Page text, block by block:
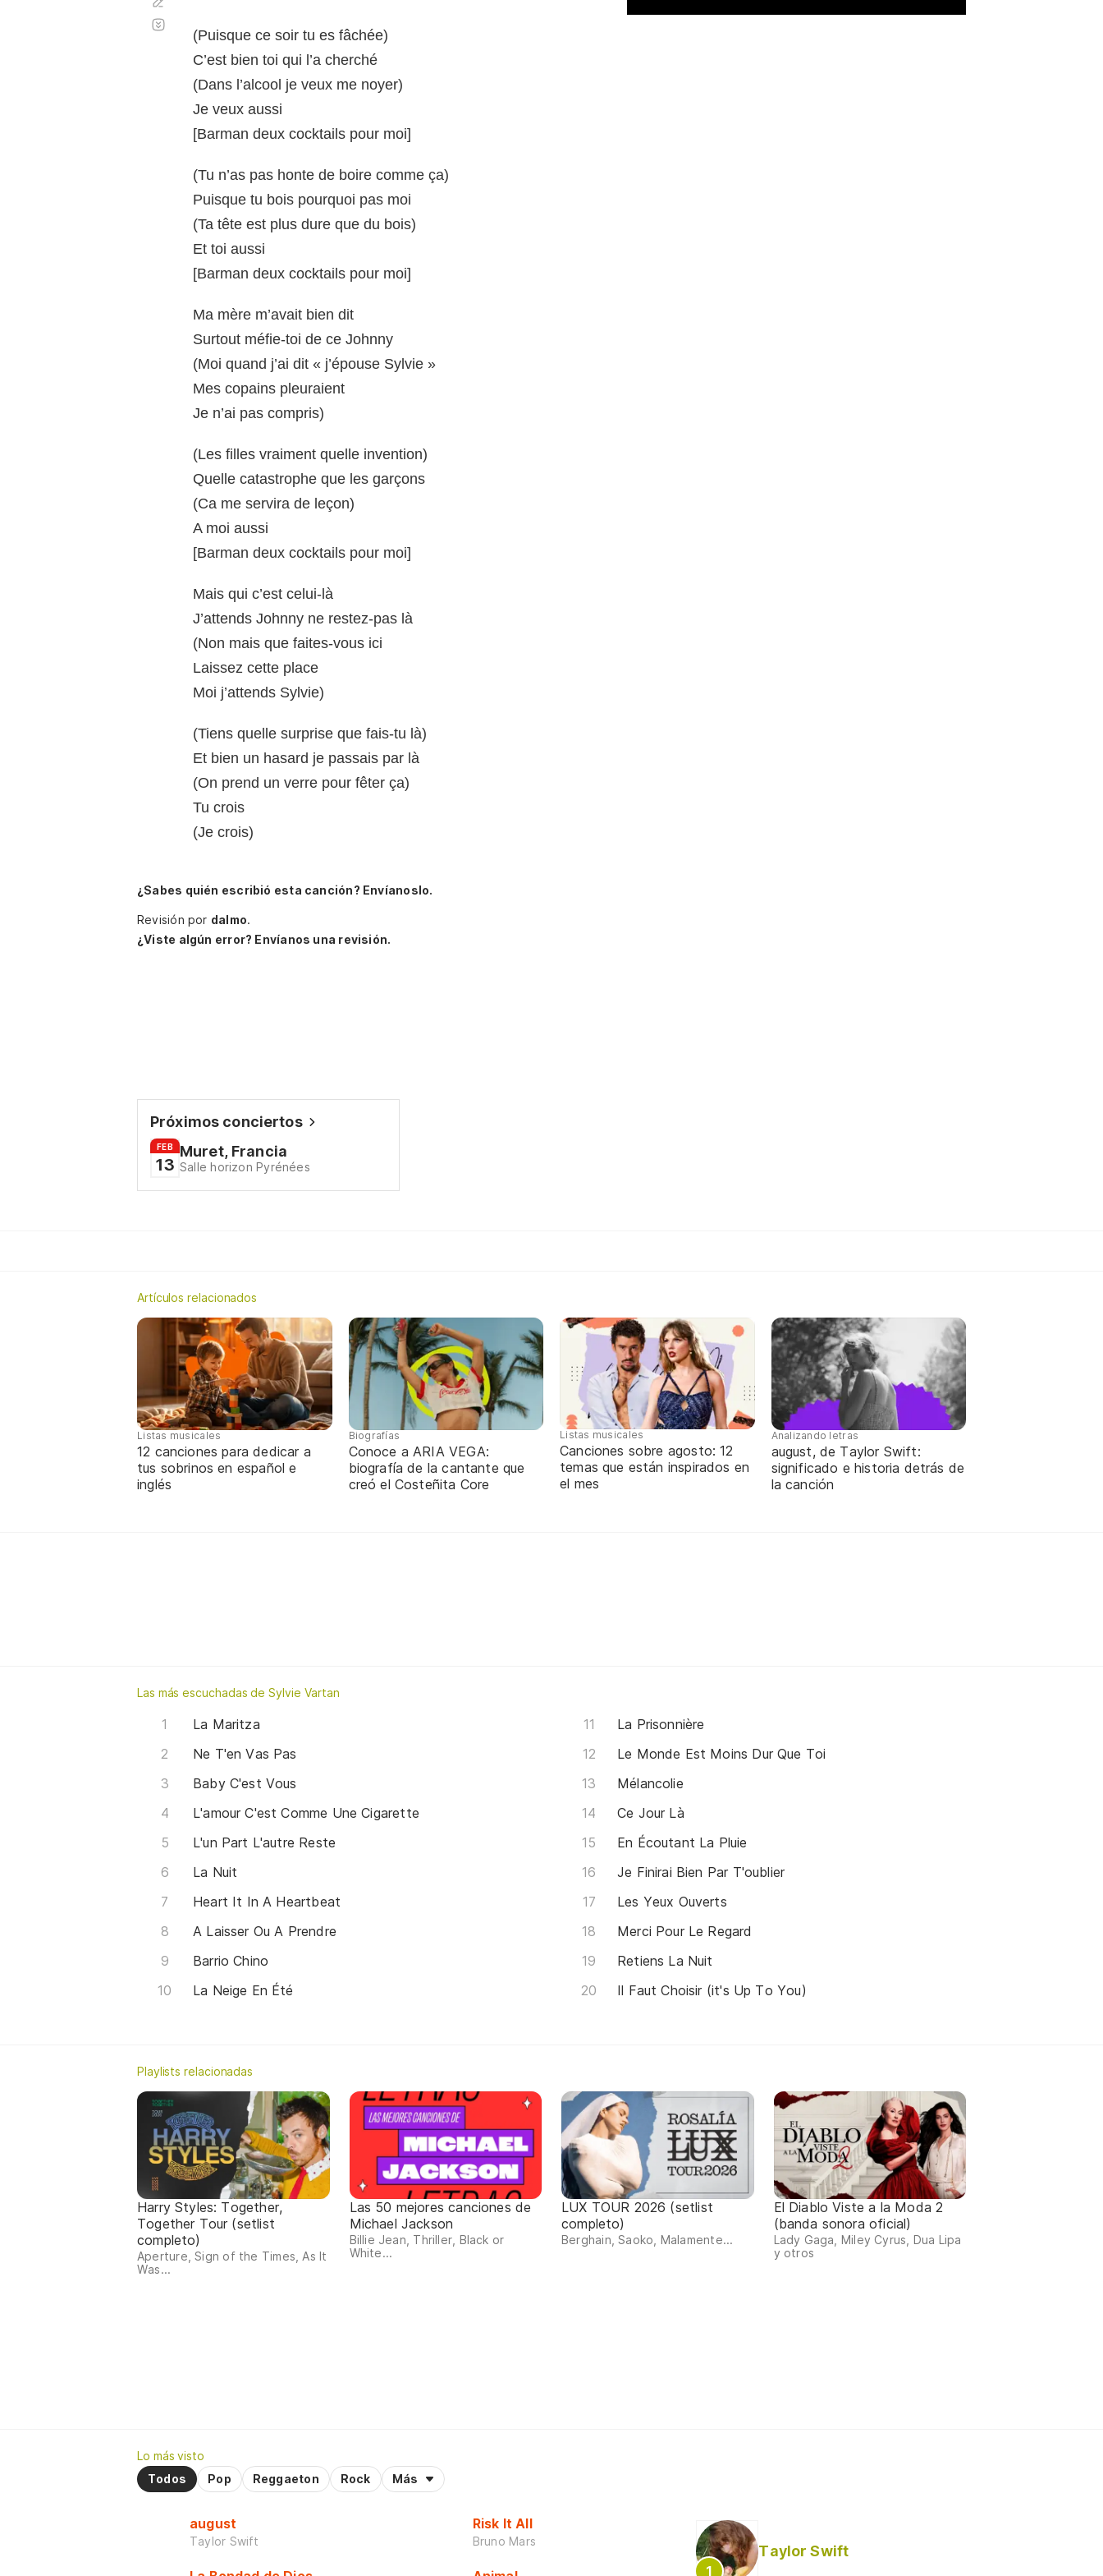
(Puisque ce soir tu es fâchée)
C’est bien toi qui l’a cherché
(Dans l’alcool je veux me noyer)
Je veux aussi
[Barman deux cocktails pour moi]
(Tu n’as pas honte de boire comme ça)
Puisque tu bois pourquoi pas moi
(Ta tête est plus dure que du bois)
Et toi aussi
[Barman deux cocktails pour moi]
Ma mère m’avait bien dit
Surtout méfie-toi de ce Johnny
(Moi quand j’ai dit « j’épouse Sylvie »
Mes copains pleuraient
Je n’ai pas compris)
(Les filles vraiment quelle invention)
Quelle catastrophe que les garçons
(Ca me servira de leçon)
A moi aussi
[Barman deux cocktails pour moi]
Mais qui c’est celui-là
J’attends Johnny ne restez-pas là
(Non mais que faites-vous ici
Laissez cette place
Moi j’attends Sylvie)
(Tiens quelle surprise que fais-tu là)
Et bien un hasard je passais par là
(On prend un verre pour fêter ça)
Tu crois
(Je crois)
automático
¿Sabes quién escribió esta canción? Envíanoslo.
Revisión por dalmo.
¿Viste algún error? Envíanos una revisión.
Próximos conciertos
FEB
13
Muret, Francia
Salle horizon Pyrénées
Artículos relacionados
Listas musicales
12 canciones para dedicar a
tus sobrinos en español e
inglés
Biografías
Conoce a ARIA VEGA:
biografía de la cantante que
creó el Costeñita Core
Listas musicales
Canciones sobre agosto: 12
temas que están inspirados en
el mes
Analizando letras
august, de Taylor Swift:
significado e historia detrás de
la canción
Las más escuchadas de Sylvie Vartan
La Maritza
Ne T'en Vas Pas
Baby C'est Vous
L'amour C'est Comme Une Cigarette
L'un Part L'autre Reste
La Nuit
Heart It In A Heartbeat
A Laisser Ou A Prendre
Barrio Chino
La Neige En Été
La Prisonnière
Le Monde Est Moins Dur Que Toi
Mélancolie
Ce Jour Là
En Écoutant La Pluie
Je Finirai Bien Par T'oublier
Les Yeux Ouverts
Merci Pour Le Regard
Retiens La Nuit
Il Faut Choisir (it's Up To You)
Playlists relacionadas
Harry Styles: Together,
Together Tour (setlist
completo)
Aperture, Sign of the Times, As It
Was...
Las 50 mejores canciones de
Michael Jackson
Billie Jean, Thriller, Black or
White...
LUX TOUR 2026 (setlist
completo)
Berghain, Saoko, Malamente...
El Diablo Viste a la Moda 2
(banda sonora oficial)
Lady Gaga, Miley Cyrus, Dua Lipa
y otros
Lo más visto
Todos
Pop Reggaeton Rock Más
august
Taylor Swift
Risk It All
Bruno Mars
Taylor Swift